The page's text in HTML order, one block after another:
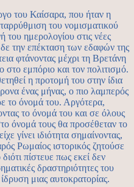
του Καίσαρα, που ήταν η
του νομισματικού
ημερολογίου στις νέες
την επέκταση των εδαφών της
φτάνοντας μέχρι τη Βρετάνη
στο εμπόριο και τον πολιτισμό.
η προτομή του στην ίδια
ένας μήνας, ο πιο λαμπερός
το όνομά του. Αργότερα,
το όνομά του και σε όλους
όνομά τους θα προσέθεταν το
γίνει ιδιότητα σημαίνοντας,
Ρωμαίος ιστορικός ζητούσε
πίστευε πως εκεί δεν
δραστηριότητες του
μιας αυτοκρατορίας.